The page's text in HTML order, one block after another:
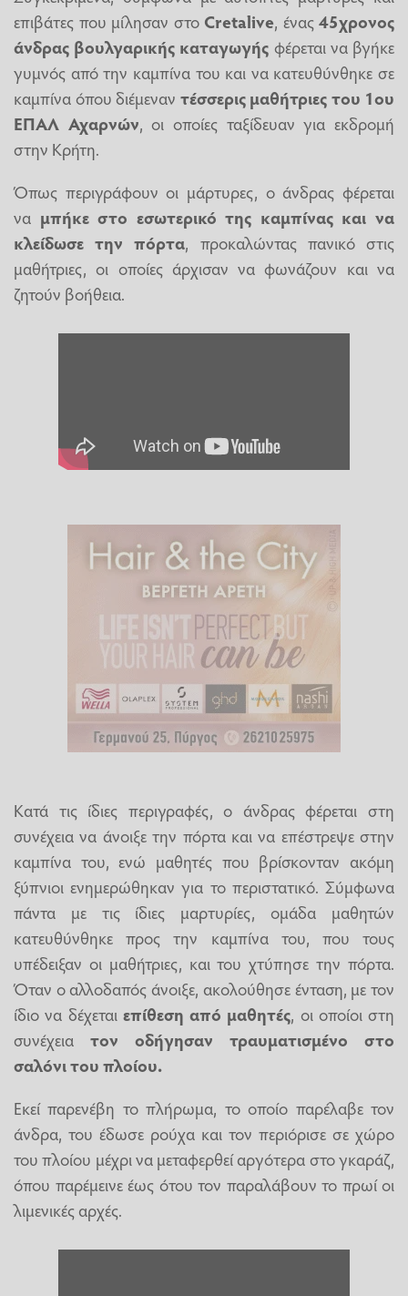
επιβάτες που μίλησαν στο Cretalive, ένας 45χρονος
άνδρας βουλγαρικής καταγωγής φέρεται να βγήκε
γυμνός από την καμπίνα του και να κατευθύνθηκε σε
καμπίνα όπου διέμεναν τέσσερις μαθήτριες του 1ου
ΕΠΑΛ Αχαρνών, οι οποίες ταξίδευαν για εκδρομή
στην Κρήτη.
Όπως περιγράφουν οι μάρτυρες, ο άνδρας φέρεται
να μπήκε στο εσωτερικό της καμπίνας και να
κλείδωσε την πόρτα, προκαλώντας πανικό στις
μαθήτριες, οι οποίες άρχισαν να φωνάζουν και να
ζητούν βοήθεια.
Κατά τις ίδιες περιγραφές, ο άνδρας φέρεται στη
συνέχεια να άνοιξε την πόρτα και να επέστρεψε στην
καμπίνα του, ενώ μαθητές που βρίσκονταν ακόμη
ξύπνιοι ενημερώθηκαν για το περιστατικό. Σύμφωνα
πάντα με τις ίδιες μαρτυρίες, ομάδα μαθητών
κατευθύνθηκε προς την καμπίνα του, που τους
υπέδειξαν οι μαθήτριες, και του χτύπησε την πόρτα.
Όταν ο αλλοδαπός άνοιξε, ακολούθησε ένταση, με τον
ίδιο να δέχεται επίθεση από μαθητές, οι οποίοι στη
συνέχεια τον οδήγησαν τραυματισμένο στο
σαλόνι του πλοίου.
Εκεί παρενέβη το πλήρωμα, το οποίο παρέλαβε τον
άνδρα, του έδωσε ρούχα και τον περιόρισε σε χώρο
του πλοίου μέχρι να μεταφερθεί αργότερα στο γκαράζ,
όπου παρέμεινε έως ότου τον παραλάβουν το πρωί οι
λιμενικές αρχές.